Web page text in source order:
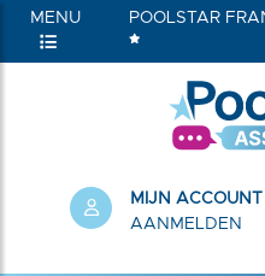
MENU POOLSTAR
MIJN ACCOUNT
AANMELDEN